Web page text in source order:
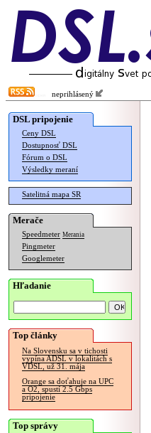
neprihlásený
DSL pripojenie
Ceny DSL
Dostupnosť DSL
Fórum o DSL
Výsledky meraní
Satelitná mapa SR
Merače
Speedmeter Merania
Pingmeter
Googlemeter
Hľadanie
Top články
Na Slovensku sa v tichosti
vypína ADSL v lokalitách s
VDSL, už 31. mája
Orange sa doťahuje na UPC
a O2, spustí 2.5 Gbps
pripojenie
Top správy